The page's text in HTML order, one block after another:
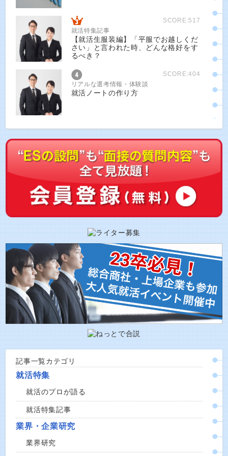
SCORE:517
就活特集記事
【就活生服装編】「平服でお越しくだ
さい」と言われた時、どんな格好をす
るべき？
SCORE:404
リアルな選考情報・体験談
就活ノートの作り方
記事一覧カテゴリ
就活特集
就活のプロが語る
就活特集記事
業界・企業研究
業界研究